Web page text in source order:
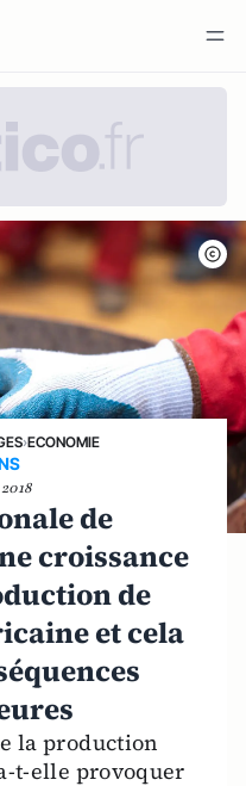
›ECONOMIE
de
croissance
de
et cela
la production
t-elle provoquer